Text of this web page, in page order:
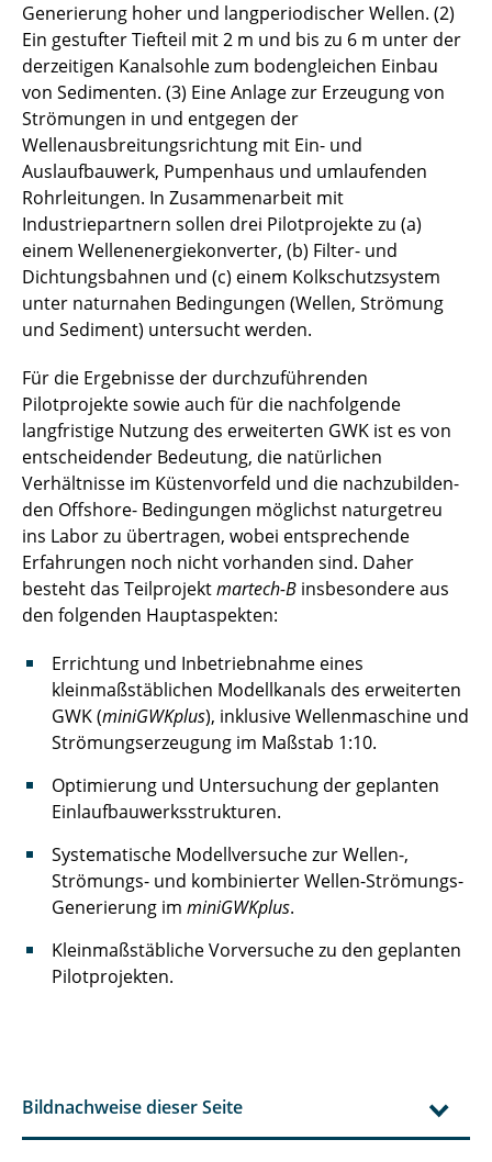
VeMoLahn
VesweED
Generierung hoher und langperiodischer Wellen. (2)
Ein gestufter Tiefteil mit 2 m und bis zu 6 m unter der
derzeitigen Kanalsohle zum bodengleichen Einbau
von Sedimenten. (3) Eine Anlage zur Erzeugung von
Strömungen in und entgegen der
Wellenausbreitungsrichtung mit Ein- und
Auslaufbauwerk, Pumpenhaus und umlaufenden
Rohrleitungen. In Zusammenarbeit mit
Industriepartnern sollen drei Pilotprojekte zu (a)
einem Wellenenergiekonverter, (b) Filter- und
Dichtungsbahnen und (c) einem Kolkschutzsystem
unter naturnahen Bedingungen (Wellen, Strömung
und Sediment) untersucht werden.
Für die Ergebnisse der durchzuführenden
Pilotprojekte sowie auch für die nachfolgende
langfristige Nutzung des erweiterten GWK ist es von
entscheidender Bedeutung, die natürlichen
Verhältnisse im Küstenvorfeld und die nachzubilden-
den Offshore- Bedingungen möglichst naturgetreu
ins Labor zu übertragen, wobei entsprechende
Erfahrungen noch nicht vorhanden sind. Daher
besteht das Teilprojektmartech-B insbesondere aus
den folgenden Hauptaspekten:
Errichtung und Inbetriebnahme eines
kleinmaßstäblichen Modellkanals des erweiterten
GWK (miniGWKplus), inklusive Wellenmaschine und
Strömungserzeugung im Maßstab 1:10.
Optimierung und Untersuchung der geplanten
Einlaufbauwerksstrukturen.
Systematische Modellversuche zur Wellen-,
Strömungs- und kombinierter Wellen-Strömungs-
Generierung im miniGWKplus.
Kleinmaßstäbliche Vorversuche zu den geplanten
Pilotprojekten.
Bildnachweise dieser Seite